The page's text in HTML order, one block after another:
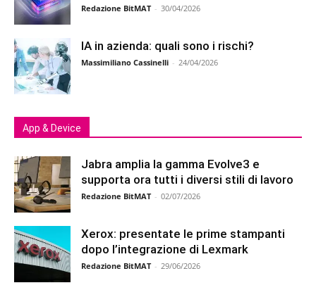
Redazione BitMAT - 30/04/2026
IA in azienda: quali sono i rischi?
Massimiliano Cassinelli - 24/04/2026
App & Device
Jabra amplia la gamma Evolve3 e
supporta ora tutti i diversi stili di lavoro
Redazione BitMAT - 02/07/2026
Xerox: presentate le prime stampanti
dopo l’integrazione di Lexmark
Redazione BitMAT - 29/06/2026